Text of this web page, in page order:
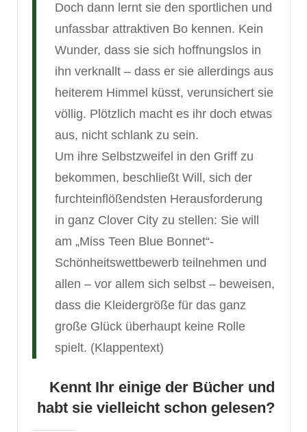
Doch dann lernt sie den sportlichen und
unfassbar attraktiven Bo kennen. Kein
Wunder, dass sie sich hoffnungslos in
ihn verknallt – dass er sie allerdings aus
heiterem Himmel küsst, verunsichert sie
völlig. Plötzlich macht es ihr doch etwas
aus, nicht schlank zu sein.
Um ihre Selbstzweifel in den Griff zu
bekommen, beschließt Will, sich der
furchteinflößendsten Herausforderung
in ganz Clover City zu stellen: Sie will
am „Miss Teen Blue Bonnet“-
Schönheitswettbewerb teilnehmen und
allen – vor allem sich selbst – beweisen,
dass die Kleidergröße für das ganz
große Glück überhaupt keine Rolle
spielt. (Klappentext)
Kennt Ihr einige der Bücher und
habt sie vielleicht schon gelesen?